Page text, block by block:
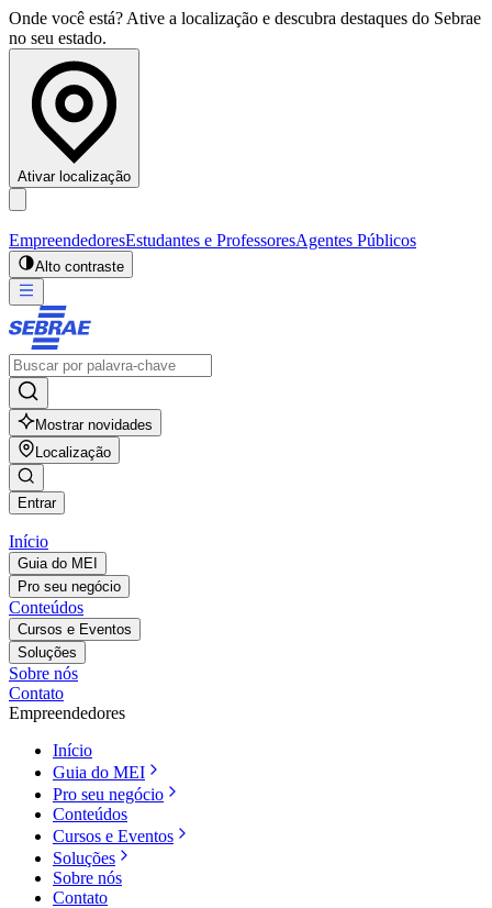
Onde você está? Ative a localização e descubra destaques do Sebrae
no seu estado.
Ativar localização
EmpreendedoresEstudantes e ProfessoresAgentes Públicos
Alto contraste
Mostrar novidades
Localização
Entrar
Início
Guia do MEI
Pro seu negócio
Conteúdos
Cursos e Eventos
Soluções
Sobre nós
Contato
Empreendedores
Início
Guia do MEI
Pro seu negócio
Conteúdos
Cursos e Eventos
Soluções
Sobre nós
Contato